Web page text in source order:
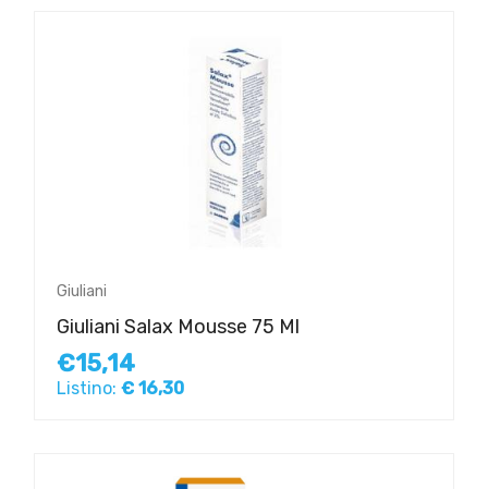
Giuliani
Giuliani Salax Mousse 75 Ml
€15,14
Listino: € 16,30